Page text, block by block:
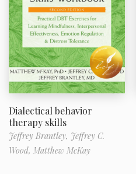
Dialectical behavior
therapy skills
Jeffrey Brantley, Jeffrey C.
Wood, Matthew McKay